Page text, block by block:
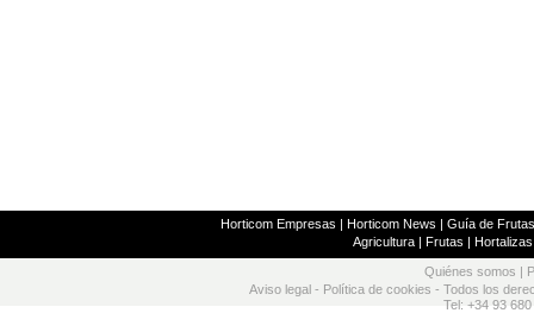
Horticom Empresas | Horticom News | Guía de
Agricultura| Frutas | Hortalizas
Quiénes somos
Aviso legal - Política de cookies - Todos los
Tel: +34 93